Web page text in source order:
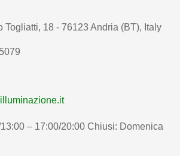
Togliatti, 18 - 76123 Andria (BT), Italy
– 17:00/20:00 Chiusi: Domenica